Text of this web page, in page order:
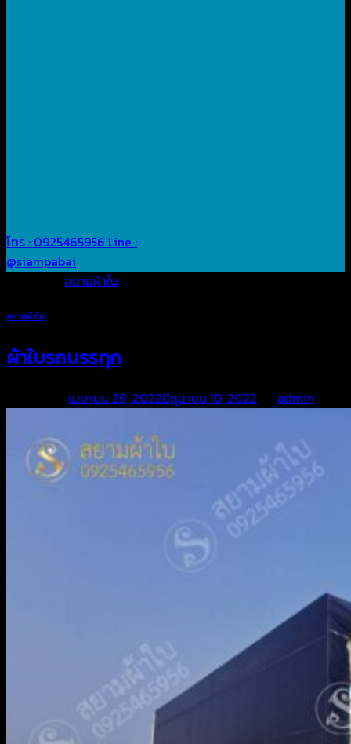
โทร : 0925465956 Line :
@siampabai
สยามผ้าใบ
สยามผ้าใบ
ผ้าใบรถบรรทุก
เมษายน 26, 2022มิถุนายน 10, 2022 admin